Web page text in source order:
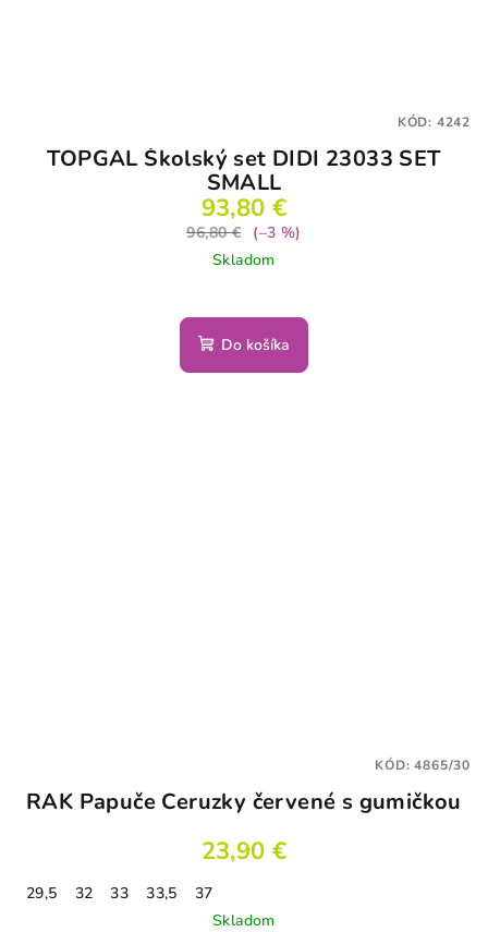
TOPGAL Školský set DIDI 23033 SET
SMALL
93,80 €
96,80 €
(–3 %)
Skladom
Do košíka
KÓD: 4242
RAK Papuče Ceruzky červené s gumičkou
23,90 €
29,5 32 33 33,5
37
Skladom
KÓD:4865/30